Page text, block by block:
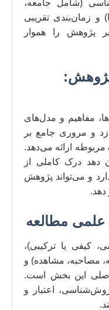
(شامل جامعه،
و زمان‌بندی تقریبی
پژوهش را هموار
پژوهش:
مفاهیم و مدل‌های
و مروری جامع بر
ارائه می‌دهد.
درک کاملی از
و می‌تواند پژوهش
مطالعه
کیفی یا ترکیبی)،
مصاحبه، مشاهده) و
اصلی این بخش است.
اعتبار و